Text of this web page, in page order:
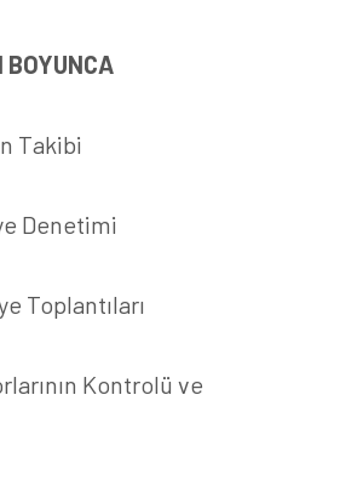
BOYUNCA
Takibi
Denetimi
Toplantıları
Kontrolü ve